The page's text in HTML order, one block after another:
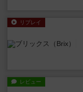
リプレイ
レビュー